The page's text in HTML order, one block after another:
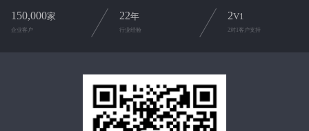
150,000家
企业客户
22年
行业经验
2V1
2对1客户支持